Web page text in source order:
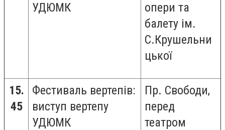
УДЮМК
опери та
балету ім.
С.Крушельни
цької
15.
45
Фестиваль вертепів:
виступ вертепу
УДЮМК
Пр. Свободи,
перед
театром